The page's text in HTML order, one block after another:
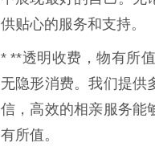
供贴心的服务和支持。
* **透明收费，物有所
无隐形消费。我们提供
信，高效的相亲服务能
有所值。